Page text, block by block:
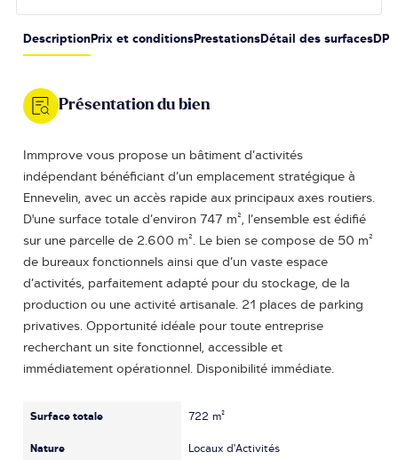
Description Prix et conditions Prestations Détail des surfaces DPE
Présentation du bien
Immprove vous propose un bâtiment d’activités
indépendant bénéficiant d’un emplacement stratégique à
Ennevelin, avec un accès rapide aux principaux axes routiers.
D'une surface totale d’environ 747 m², l’ensemble est édifié
sur une parcelle de 2.600 m². Le bien se compose de 50 m²
de bureaux fonctionnels ainsi que d’un vaste espace
d’activités, parfaitement adapté pour du stockage, de la
production ou une activité artisanale. 21 places de parking
privatives. Opportunité idéale pour toute entreprise
recherchant un site fonctionnel, accessible et
immédiatement opérationnel. Disponibilité immédiate.
Surface totale
Nature
722 m²
Locaux d'Activités